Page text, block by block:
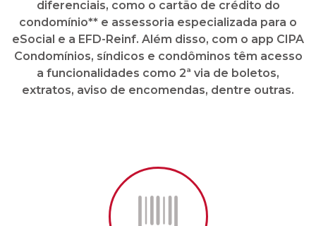
Envio de boletos de cota condominial direto da
sua conta bancária ou da sua conta na CIPA